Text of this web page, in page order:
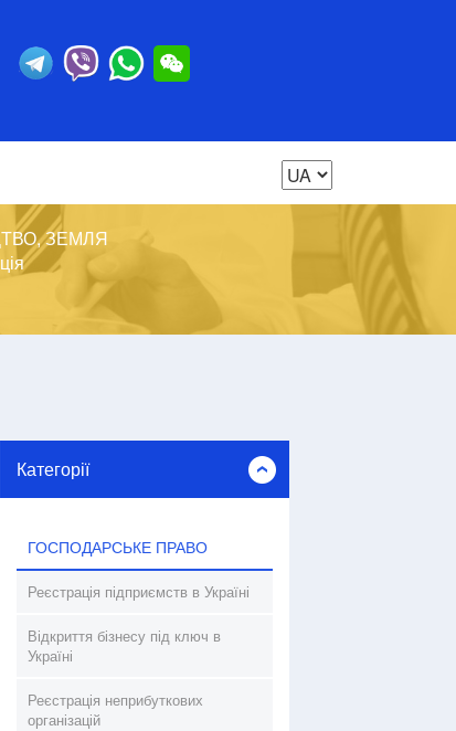
ЗЕМЛЯ
Категорії
ГОСПОДАРСЬКЕ ПРАВО
Реєстрація підприємств в Україні
Відкриття бізнесу під ключ в
Україні
Реєстрація неприбуткових
організацій